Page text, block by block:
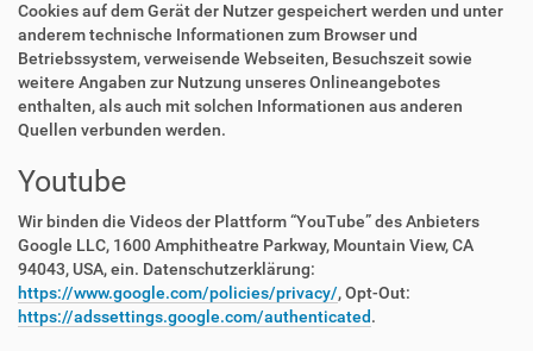
Cookies auf dem Gerät der Nutzer gespeichert werden und unter
anderem technische Informationen zum Browser und
Betriebssystem, verweisende Webseiten, Besuchszeit sowie
weitere Angaben zur Nutzung unseres Onlineangebotes
enthalten, als auch mit solchen Informationen aus anderen
Quellen verbunden werden.
Youtube
Wir binden die Videos der Plattform “YouTube” des Anbieters
Google LLC, 1600 Amphitheatre Parkway, Mountain View, CA
94043, USA, ein. Datenschutzerklärung:
https://www.google.com/policies/privacy/, Opt-Out:
https://adssettings.google.com/authenticated.